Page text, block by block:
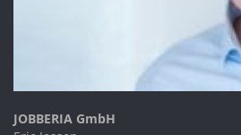
JOBBERIA GmbH